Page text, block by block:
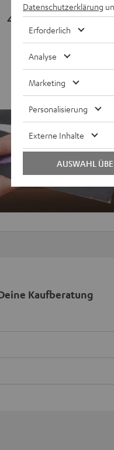
4.91
(4.91 von 5 bei 11 Bewertungen)
Kaufberatung
Datenschutzerklärung
Erforderlich
Analyse
Marketing
Personalisierung
Externe Inhalte
AUSWAHL